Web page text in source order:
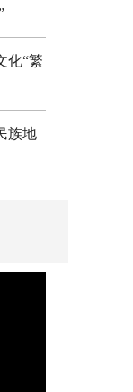
化“繁
族地